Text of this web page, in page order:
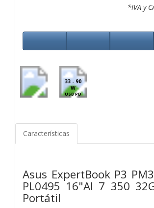
*IVA y
33 - 90
W
USB PD
Características
Asus ExpertBook P3
PL0495 16"AI 7 350
Portátil